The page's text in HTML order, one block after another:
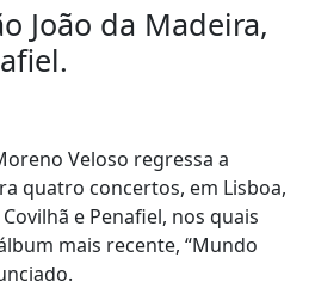
João da Madeira,
Veloso regressa a
quatro concertos, em Lisboa,
e Penafiel, nos quais
mais recente, “Mundo